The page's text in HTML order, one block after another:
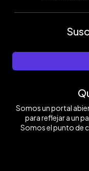
Somos un portal
para reflejar a un
Somos el punto de